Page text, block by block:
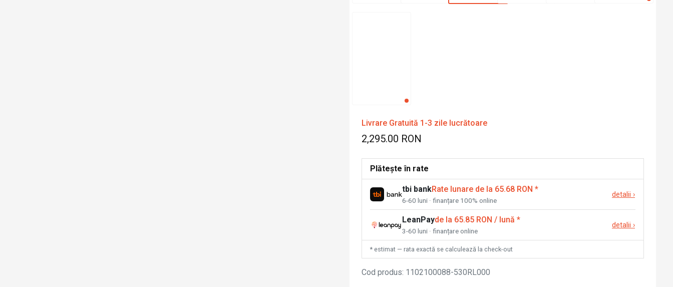
Livrare Gratuită 1-3 zile lucrătoare
2,295.00 RON
Plătește în rate
tbi bankRate lunare de la 65.68 RON *
6-60 luni · finanțare 100% online
detalii ›
LeanPayde la 65.85 RON / lună *
3-60 luni · finanțare online
detalii ›
* estimat — rata exactă se calculează la check-out
Cod produs: 1102100088-530RL000